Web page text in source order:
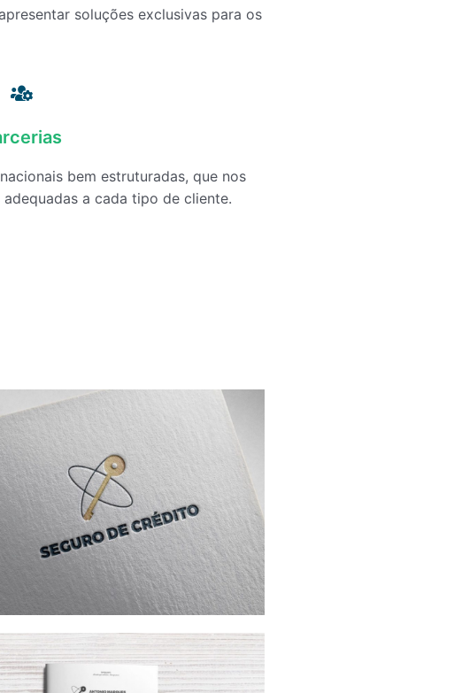
soluções exclusivas para os
bem estruturadas, que nos
a cada tipo de cliente.